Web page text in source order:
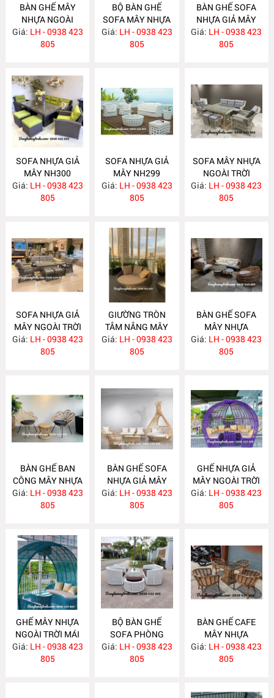
BÀN GHẾ MÂY
NHỰA NGOÀI
TRỜI NH303
Giá: LH - 0938 423
805
BỘ BÀN GHẾ
SOFA MÂY NHỰA
NGOÀI TRỜI
NH302
Giá: LH - 0938 423
805
BÀN GHẾ SOFA
NHỰA GIẢ MÂY
NH301
Giá: LH - 0938 423
805
SOFA NHỰA GIẢ
MÂY NH300
Giá: LH - 0938 423
805
SOFA NHỰA GIẢ
MÂY NH299
Giá: LH - 0938 423
805
SOFA MÂY NHỰA
NGOÀI TRỜI
NH298
Giá: LH - 0938 423
805
SOFA NHỰA GIẢ
MÂY NGOÀI TRỜI
NH297
Giá: LH - 0938 423
805
GIƯỜNG TRÒN
TẮM NẮNG MÂY
NHỰA NH296
Giá: LH - 0938 423
805
BÀN GHẾ SOFA
MÂY NHỰA
NH295
Giá: LH - 0938 423
805
BÀN GHẾ BAN
CÔNG MÂY NHỰA
NH294
Giá: LH - 0938 423
805
BÀN GHẾ SOFA
NHỰA GIẢ MÂY
NGOÀI TRỜI
NH293
Giá: LH - 0938 423
805
GHẾ NHỰA GIẢ
MÂY NGOÀI TRỜI
CÓ MÁI CHE
NH292
Giá: LH - 0938 423
805
GHẾ MÂY NHỰA
NGOÀI TRỜI MÁI
VÒM NH291
Giá: LH - 0938 423
805
BỘ BÀN GHẾ
SOFA PHÒNG
KHÁCH MÂY
NHỰA NH284
Giá: LH - 0938 423
805
BÀN GHẾ CAFE
MÂY NHỰA
NGOÀI TRỜI
NH283
Giá: LH - 0938 423
805